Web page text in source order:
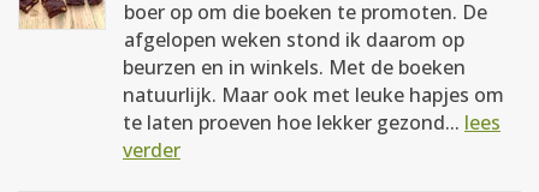
boer op om die boeken te promoten. De
afgelopen weken stond ik daarom op
beurzen en in winkels. Met de boeken
natuurlijk. Maar ook met leuke hapjes om
te laten proeven hoe lekker gezond... lees
verder